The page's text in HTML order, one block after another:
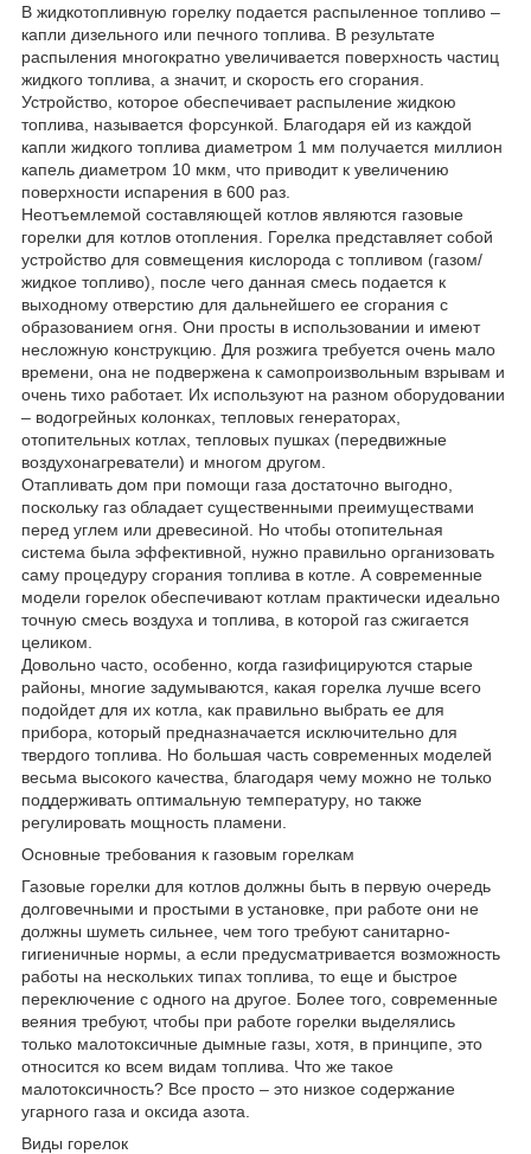
В жидкотопливную горелку подается распыленное топливо –
капли дизельного или печного топлива. В результате
распыления многократно увеличивается поверхность частиц
жидкого топлива, а значит, и скорость его сгорания.
Устройство, которое обеспечивает распыление жидкою
топлива, называется форсункой. Благодаря ей из каждой
капли жидкого топлива диаметром 1 мм получается миллион
капель диаметром 10 мкм, что приводит к увеличению
поверхности испарения в 600 раз.
Неотъемлемой составляющей котлов являются газовые
горелки для котлов отопления. Горелка представляет собой
устройство для совмещения кислорода с топливом (газом/
жидкое топливо), после чего данная смесь подается к
выходному отверстию для дальнейшего ее сгорания с
образованием огня. Они просты в использовании и имеют
несложную конструкцию. Для розжига требуется очень мало
времени, она не подвержена к самопроизвольным взрывам и
очень тихо работает. Их используют на разном оборудовании
– водогрейных колонках, тепловых генераторах,
отопительных котлах, тепловых пушках (передвижные
воздухонагреватели) и многом другом.
Отапливать дом при помощи газа достаточно выгодно,
поскольку газ обладает существенными преимуществами
перед углем или древесиной. Но чтобы отопительная
система была эффективной, нужно правильно организовать
саму процедуру сгорания топлива в котле. А современные
модели горелок обеспечивают котлам практически идеально
точную смесь воздуха и топлива, в которой газ сжигается
целиком.
Довольно часто, особенно, когда газифицируются старые
районы, многие задумываются, какая горелка лучше всего
подойдет для их котла, как правильно выбрать ее для
прибора, который предназначается исключительно для
твердого топлива. Но большая часть современных моделей
весьма высокого качества, благодаря чему можно не только
поддерживать оптимальную температуру, но также
регулировать мощность пламени.
Основные требования к газовым горелкам
Газовые горелки для котлов должны быть в первую очередь
долговечными и простыми в установке, при работе они не
должны шуметь сильнее, чем того требуют санитарно-
гигиеничные нормы, а если предусматривается возможность
работы на нескольких типах топлива, то еще и быстрое
переключение с одного на другое. Более того, современные
веяния требуют, чтобы при работе горелки выделялись
только малотоксичные дымные газы, хотя, в принципе, это
относится ко всем видам топлива. Что же такое
малотоксичность? Все просто – это низкое содержание
угарного газа и оксида азота.
Виды горелок